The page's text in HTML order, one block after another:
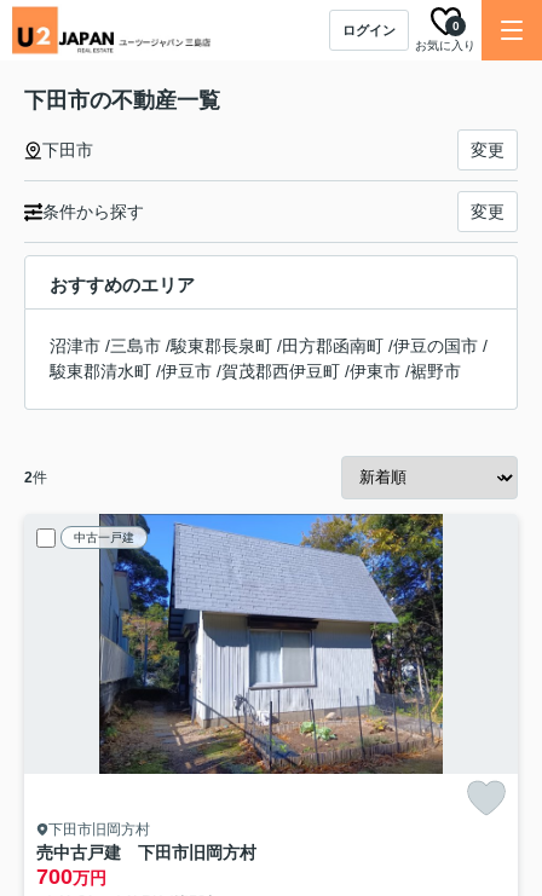
ログイン
お気に入り
0
下田市の不動産一覧
下田市 変更
条件から探す 変更
おすすめのエリア
沼津市 /三島市 /駿東郡長泉町 /田方郡函南町 /伊豆の国市 /
駿東郡清水町 /伊豆市 /賀茂郡西伊豆町 /伊東市 /裾野市
2件
中古一戸建
下田市旧岡方村
売中古戸建 下田市旧岡方村
700万円